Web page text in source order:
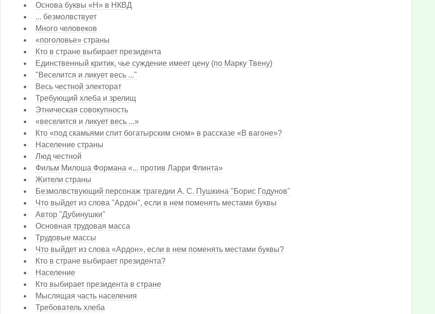
Основа буквы «Н» в НКВД
... безмолвствует
Много человеков
«поголовье» страны
Кто в стране выбирает президента
Единственный критик, чье суждение имеет цену (по Марку Твену)
"Веселится и ликует весь ..."
Весь честной электорат
Требующий хлеба и зрелищ
Этническая совокупность
«веселится и ликует весь ...»
Кто «под скамьями спит богатырским сном» в рассказе «В вагоне»?
Население страны
Люд честной
Фильм Милоша Формана «... против Ларри Флинта»
Жители страны
Безмолвствующий персонаж трагедии А. С. Пушкина "Борис Годунов"
Что выйдет из слова "Ардон", если в нем поменять местами буквы
Автор "Дубинушки"
Основная трудовая масса
Трудовые массы
Что выйдет из слова «Ардон», если в нем поменять местами буквы?
Кто в стране выбирает президента?
Население
Кто выбирает президента в стране
Мыслящая часть населения
Требователь хлеба